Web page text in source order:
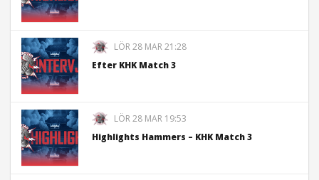
LÖR 28 MAR 21:28
Efter KHK Match 3
LÖR 28 MAR 19:53
Highlights Hammers – KHK Match 3